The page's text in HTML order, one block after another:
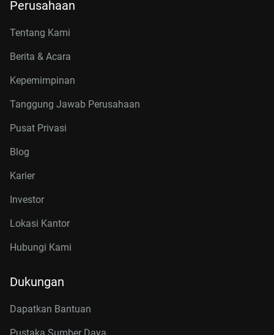
Perusahaan
Tentang Kami
Berita & Acara
Kepemimpinan
Tanggung Jawab Perusahaan
Pusat Privasi
Blog
Karier
Investor
Lokasi Kantor
Hubungi Kami
Dukungan
Dapatkan Bantuan